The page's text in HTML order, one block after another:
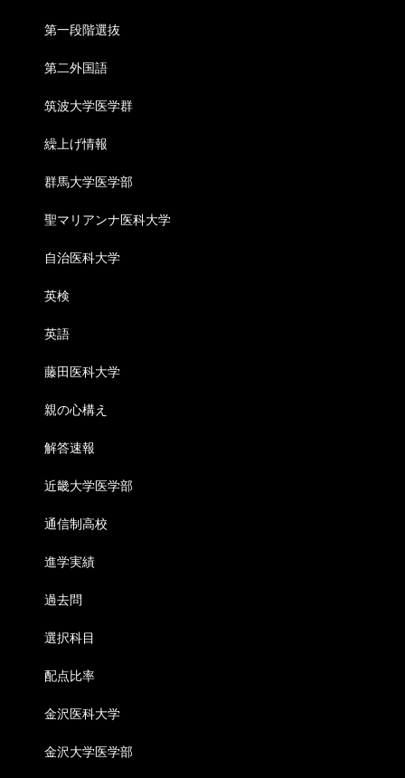
第一段階選抜
第二外国語
筑波大学医学群
繰上げ情報
群馬大学医学部
聖マリアンナ医科大学
自治医科大学
英検
英語
藤田医科大学
親の心構え
解答速報
近畿大学医学部
通信制高校
進学実績
過去問
選択科目
配点比率
金沢医科大学
金沢大学医学部